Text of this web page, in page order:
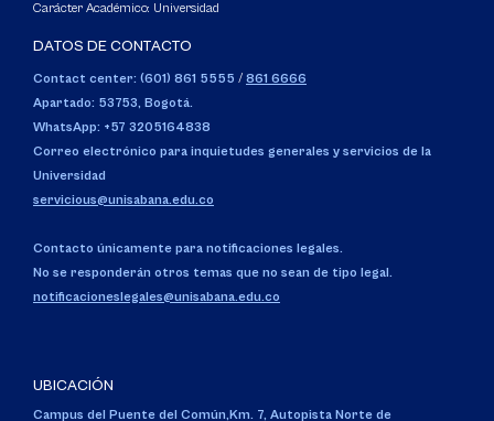
Carácter Académico: Universidad
DATOS DE CONTACTO
Contact center: (601) 861 5555 / 861 6666
Apartado: 53753, Bogotá.
WhatsApp: +57 3205164838
Correo electrónico para inquietudes generales y servicios de la
Universidad
servicious@unisabana.edu.co
Contacto únicamente para notificaciones legales.
No se responderán otros temas que no sean de tipo legal.
notificacioneslegales@unisabana.edu.co
UBICACIÓN
Campus del Puente del Común,Km. 7, Autopista Norte de